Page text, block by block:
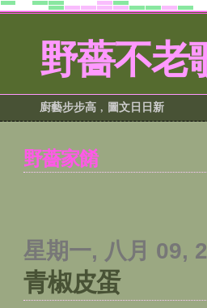
野薔不老
廚藝步步高﹐圖文日日新
野薔家餚
星期一, 八月 09,
青椒皮蛋